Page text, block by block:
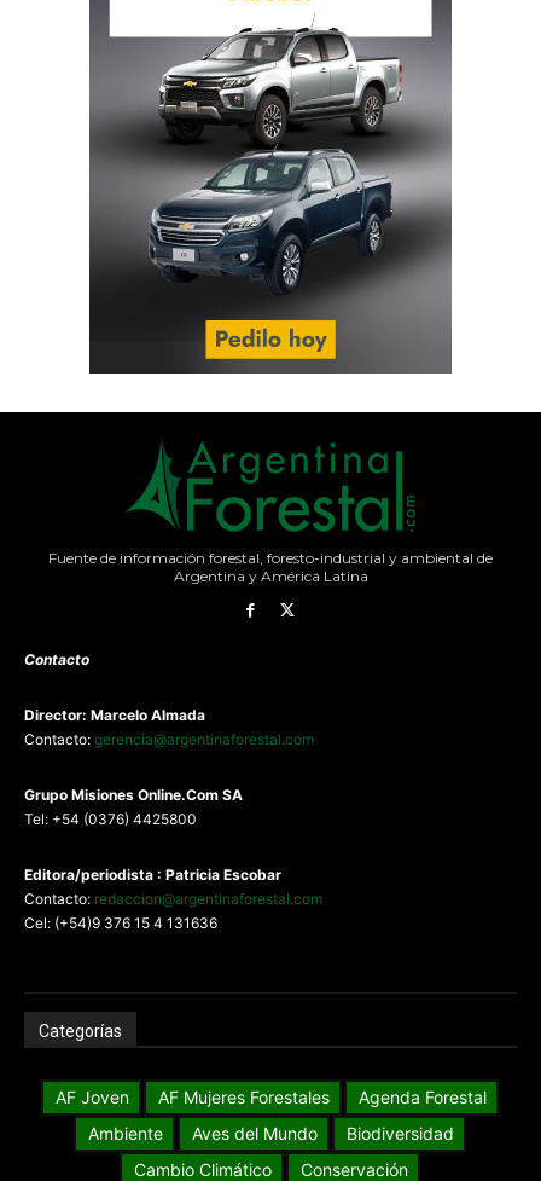
Fuente de información forestal, foresto-industrial y ambiental de
Argentina y América Latina
Contacto
Director: Marcelo Almada
Contacto: gerencia@argentinaforestal.com
Grupo Misiones Online.Com SA
Tel: +54 (0376) 4425800
Editora/periodista : Patricia Escobar
Contacto: redaccion@argentinaforestal.com
Cel: (+54)9 376 15 4 131636
Categorías
AF Joven AF Mujeres Forestales
Agenda Forestal
Ambiente
Aves del Mundo
Biodiversidad
Cambio Climático
Conservación